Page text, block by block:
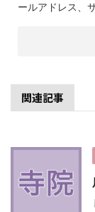
ールアドレス、
関連記事